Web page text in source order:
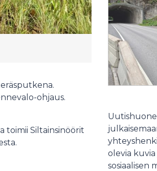
ohjaus.
toimii Siltainsinöörit
olevia
sosiaalisen